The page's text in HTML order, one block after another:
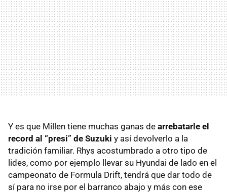
Y es que Millen tiene muchas ganas de arrebatarle el
record al “presi” de Suzuki y así devolverlo a la
tradición familiar. Rhys acostumbrado a otro tipo de
lides, como por ejemplo llevar su Hyundai de lado en el
campeonato de Formula Drift, tendrá que dar todo de
sí para no irse por el barranco abajo y más con ese